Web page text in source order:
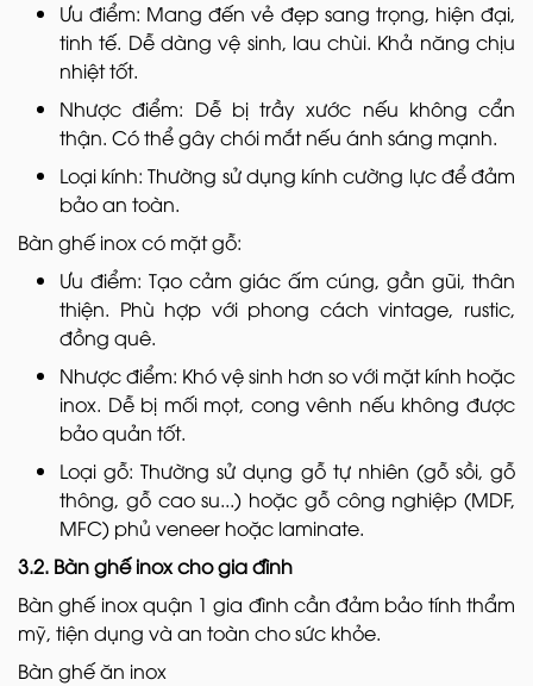
Ưu điểm: Mang đến vẻ đẹp sang trọng, hiện đại,
tinh tế. Dễ dàng vệ sinh, lau chùi. Khả năng chịu
nhiệt tốt.
Nhược điểm: Dễ bị trầy xước nếu không cẩn
thận. Có thể gây chói mắt nếu ánh sáng mạnh.
Loại kính: Thường sử dụng kính cường lực để đảm
bảo an toàn.
Bàn ghế inox có mặt gỗ:
Ưu điểm: Tạo cảm giác ấm cúng, gần gũi, thân
thiện. Phù hợp với phong cách vintage, rustic,
đồng quê.
Nhược điểm: Khó vệ sinh hơn so với mặt kính hoặc
inox. Dễ bị mối mọt, cong vênh nếu không được
bảo quản tốt.
Loại gỗ: Thường sử dụng gỗ tự nhiên (gỗ sồi, gỗ
thông, gỗ cao su...) hoặc gỗ công nghiệp (MDF,
MFC) phủ veneer hoặc laminate.
3.2. Bàn ghế inox cho gia đình
Bàn ghế inox quận 1 gia đình cần đảm bảo tính thẩm
mỹ, tiện dụng và an toàn cho sức khỏe.
Bàn ghế ăn inox